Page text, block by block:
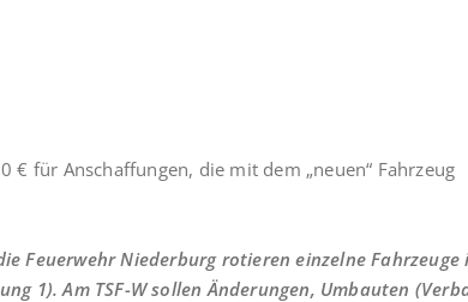
€ für Anschaffungen, die mit dem „neuen“ Fahrzeug
Feuerwehr Niederburg rotieren einzelne Fahrzeuge
1). Am TSF-W sollen Änderungen, Umbauten